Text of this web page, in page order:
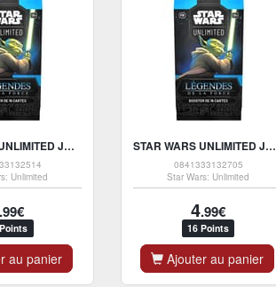
STAR WARS UNLIMITED JCC - PACK DE BOOSTER LÉGENDES DE LA FORCE - FR
Unlimited
.99€
au panier
STAR WARS UNLIMITED JCC - PACK DE BOOSTER BLISTER LÉGENDES DE LA FORCE - FR
0841333132705
Star Wars: Unlimited
4.99€
16 Points
Ajouter au panier